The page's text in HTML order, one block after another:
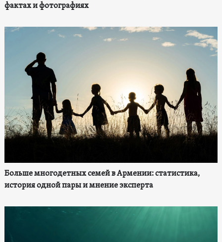
фактах и фотографиях
Больше многодетных семей в Армении: статистика,
история одной пары и мнение эксперта